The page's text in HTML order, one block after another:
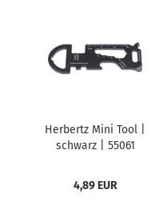
Herbertz Mini Tool |
schwarz | 55061
4,89 EUR